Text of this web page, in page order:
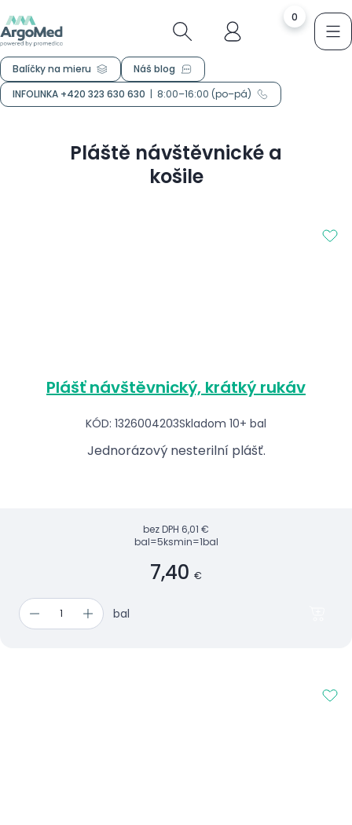
0
Balíčky na mieru
Náš blog
INFOLINKA +420 323 630 630 | 8:00–16:00 (po–pá)
Pláště návštěvnické a
košile
Plášť návštěvnický, krátký rukáv
KÓD: 1326004203Skladom 10+ bal
Jednorázový nesterilní plášť.
bez DPH 6,01 €
bal=5ksmin=1bal
7,40 €
bal